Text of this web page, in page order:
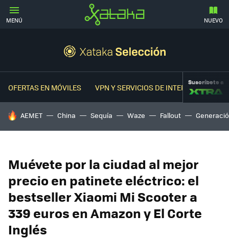
MENÚ NUEVO
OFERTAS EN MÓVILES VPN Y SERVICIOS DE INTERNETSuscríbete a
HOY SE HABLA DE
AEMET China Sequía Waze Fallout
Muévete por la ciudad al mejor
precio en patinete eléctrico: el
bestseller Xiaomi Mi Scooter a
339 euros en Amazon y El Corte
Inglés